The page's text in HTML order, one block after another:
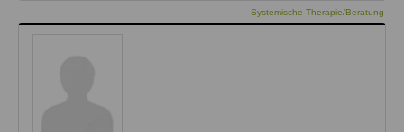
Systemische Therapie/Beratung